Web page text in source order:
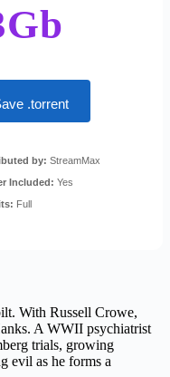
.torrent
by: StreamMax
Included: Yes
Full
With Russell Crowe,
A WWII psychiatrist
trials, growing
evil as he forms a